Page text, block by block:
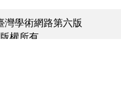
灣學術網路第六版
權所有